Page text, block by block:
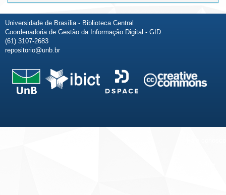
Universidade de Brasília - Biblioteca Central
Coordenadoria de Gestão da Informação Digital - GID
(61) 3107-2683
repositorio@unb.br